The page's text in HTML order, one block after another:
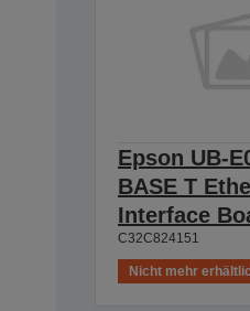
Epson UB-
BASE T
Interface
C32C824151
Nicht mehr